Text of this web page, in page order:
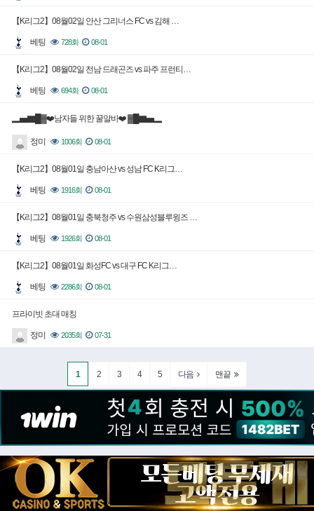
【K리그2】08월02일 안산 그리너스 FC vs 김해 …
베팅 728회 08-01
【K리그2】08월02일 전남 드래곤즈 vs 파주 프런티…
베팅 694회 08-01
▂▅▇█▓❤️남자들 위한 꿀알바❤️ ▓█▇▅▂
정미 1006회 08-01
【K리그2】08월01일 충남아산 vs 성남 FC K리그…
베팅 1916회 08-01
【K리그2】08월01일 충북청주 vs 수원삼성블루윙즈 …
베팅 1926회 08-01
【K리그2】08월01일 화성FC vs 대구 FC K리그…
베팅 2286회 08-01
프라이빗 초대 매칭
정미 2035회 07-31
1 2 3 4 5 다음 맨끝